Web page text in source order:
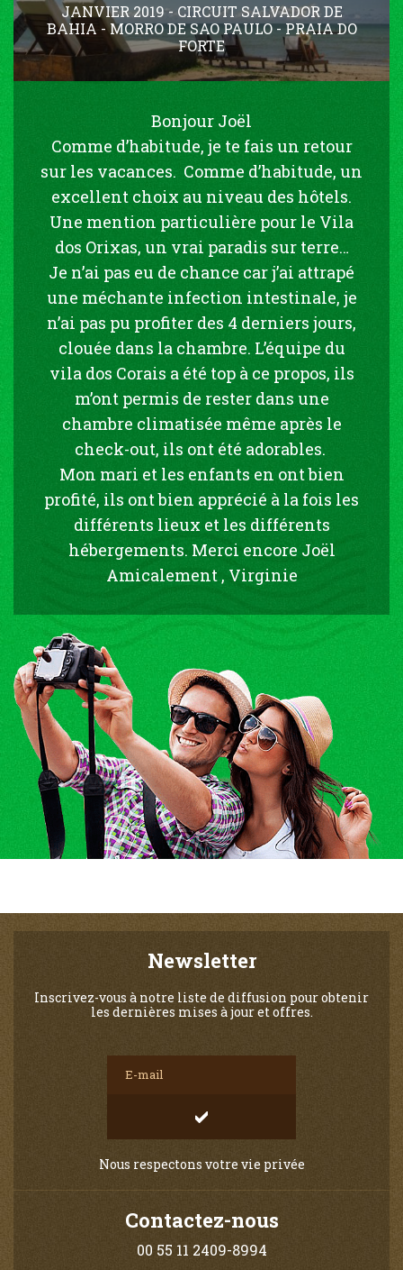
JANVIER 2019 - CIRCUIT SALVADOR DE
BAHIA - MORRO DE SAO PAULO - PRAIA DO
FORTE
Bonjour Joël
Comme d’habitude, je te fais un retour
sur les vacances. Comme d’habitude, un
excellent choix au niveau des hôtels.
Une mention particulière pour le Vila
dos Orixas, un vrai paradis sur terre…
Je n’ai pas eu de chance car j’ai attrapé
une méchante infection intestinale, je
n’ai pas pu profiter des 4 derniers jours,
clouée dans la chambre. L’équipe du
vila dos Corais a été top à ce propos, ils
m’ont permis de rester dans une
chambre climatisée même après le
check-out, ils ont été adorables.
Mon mari et les enfants en ont bien
profité, ils ont bien apprécié à la fois les
différents lieux et les différents
hébergements. Merci encore Joël
Amicalement , Virginie
Newsletter
Inscrivez-vous à notre liste de diffusion pour obtenir
les dernières mises à jour et offres.
Nous respectons votre vie privée
Contactez-nous
00 55 11 2409-8994